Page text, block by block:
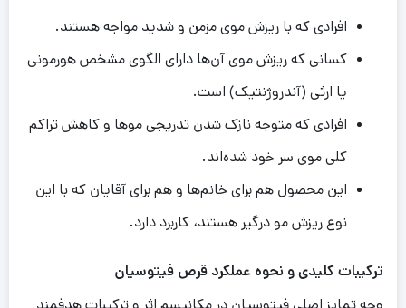
افرادی که با ریزش موی مزمن و شدید مواجه هستند.
کسانی که ریزش موی آن‌ها دارای الگوی مشخص هورمونی
یا ارثی (آندروژنتیک) است.
افرادی که متوجه نازک شدن تدریجی موها و کاهش تراکم
کلی موی سر خود شده‌اند.
این محصول هم برای خانم‌ها و هم برای آقایان که با این
نوع ریزش مو درگیر هستند، کاربرد دارد.
ترکیباتکلیدیو نحوه عملکرد قرص فیتوسیان